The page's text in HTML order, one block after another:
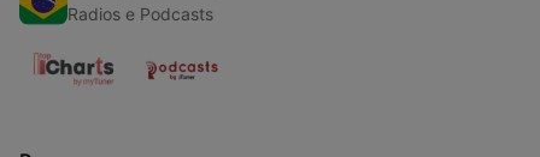
Radios e Podcasts